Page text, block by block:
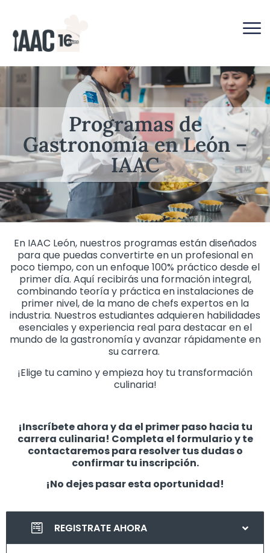
Programas de
Gastronomía en León –
IAAC
En IAAC León, nuestros programas están diseñados
para que puedas convertirte en un profesional en
poco tiempo, con un enfoque 100% práctico desde el
primer día. Aquí recibirás una formación integral,
combinando teoría y práctica en instalaciones de
primer nivel, de la mano de chefs expertos en la
industria. Nuestros estudiantes adquieren habilidades
esenciales y experiencia real para destacar en el
mundo de la gastronomía y avanzar rápidamente en
su carrera.
¡Elige tu camino y empieza hoy tu transformación
culinaria!
¡Inscríbete ahora y da el primer paso hacia tu
carrera culinaria! Completa el formulario y te
contactaremos para resolver tus dudas o
confirmar tu inscripción.
¡No dejes pasar esta oportunidad!
REGISTRATE AHORA